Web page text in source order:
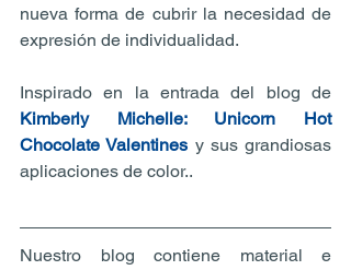
nueva forma de cubrir la necesidad de
expresión de individualidad.
Kimberly Michelle: Unicorn Hot
Chocolate Valentines y sus grandiosas
aplicaciones de color..
Nuestro blog contiene material e